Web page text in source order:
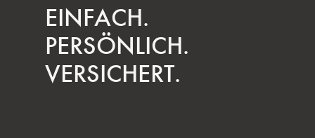
EINFACH.
PERSÖNLICH.
VERSICHERT.